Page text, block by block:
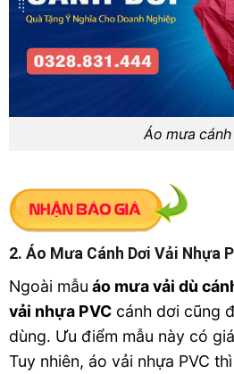
Áo mưa
2. Áo Mưa Cánh Dơi Vải Nhựa
Ngoài mẫu áo mưa vải dù
vải nhựa PVC cánh dơi cũng
dùng. Ưu điểm mẫu này có
Tuy nhiên, áo vải nhựa PVC